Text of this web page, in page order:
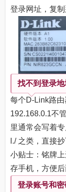
登录网址，复制
找不到登录
每个D-Link路
192.168.0.1不
里通常会写着
l./ 之类，直接
小贴士：铭牌
存手机，方便后
登录账号和密